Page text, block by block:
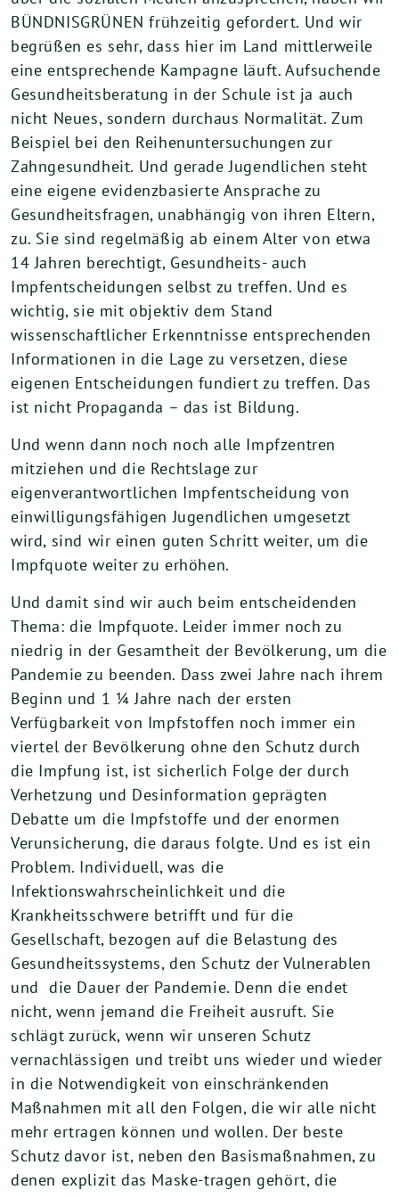
BÜNDNISGRÜNEN frühzeitig gefordert. Und wir
begrüßen es sehr, dass hier im Land mittlerweile
eine entsprechende Kampagne läuft. Aufsuchende
Gesundheitsberatung in der Schule ist ja auch
nicht Neues, sondern durchaus Normalität. Zum
Beispiel bei den Reihenuntersuchungen zur
Zahngesundheit. Und gerade Jugendlichen steht
eine eigene evidenzbasierte Ansprache zu
Gesundheitsfragen, unabhängig von ihren Eltern,
zu. Sie sind regelmäßig ab einem Alter von etwa
14 Jahren berechtigt, Gesundheits- auch
Impfentscheidungen selbst zu treffen. Und es
wichtig, sie mit objektiv dem Stand
wissenschaftlicher Erkenntnisse entsprechenden
Informationen in die Lage zu versetzen, diese
eigenen Entscheidungen fundiert zu treffen. Das
ist nicht Propaganda – das ist Bildung.
Und wenn dann noch noch alle Impfzentren
mitziehen und die Rechtslage zur
eigenverantwortlichen Impfentscheidung von
einwilligungsfähigen Jugendlichen umgesetzt
wird, sind wir einen guten Schritt weiter, um die
Impfquote weiter zu erhöhen.
Und damit sind wir auch beim entscheidenden
Thema: die Impfquote. Leider immer noch zu
niedrig in der Gesamtheit der Bevölkerung, um die
Pandemie zu beenden. Dass zwei Jahre nach ihrem
Beginn und 1 ¼ Jahre nach der ersten
Verfügbarkeit von Impfstoffen noch immer ein
viertel der Bevölkerung ohne den Schutz durch
die Impfung ist, ist sicherlich Folge der durch
Verhetzung und Desinformation geprägten
Debatte um die Impfstoffe und der enormen
Verunsicherung, die daraus folgte. Und es ist ein
Problem. Individuell, was die
Infektionswahrscheinlichkeit und die
Krankheitsschwere betrifft und für die
Gesellschaft, bezogen auf die Belastung des
Gesundheitssystems, den Schutz der Vulnerablen
und die Dauer der Pandemie. Denn die endet
nicht, wenn jemand die Freiheit ausruft. Sie
schlägt zurück, wenn wir unseren Schutz
vernachlässigen und treibt uns wieder und wieder
in die Notwendigkeit von einschränkenden
Maßnahmen mit all den Folgen, die wir alle nicht
mehr ertragen können und wollen. Der beste
Schutz davor ist, neben den Basismaßnahmen, zu
denen explizit das Maske-tragen gehört, die